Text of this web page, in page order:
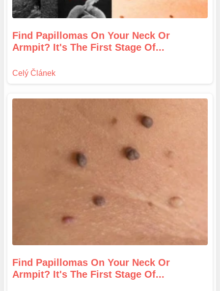
Find Papillomas On Your Neck Or
Armpit? It's The First Stage Of...
Find Papillomas On Your Neck Or
Armpit? It's The First Stage Of...